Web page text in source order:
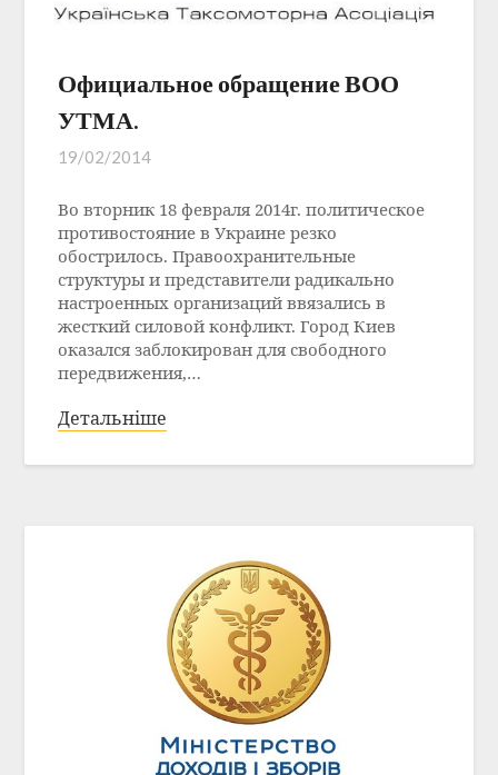
Официальное обращение ВОО
УТМА.
19/02/2014
Во вторник 18 февраля 2014г. политическое
противостояние в Украине резко
обострилось. Правоохранительные
структуры и представители радикально
настроенных организаций ввязались в
жесткий силовой конфликт. Город Киев
оказался заблокирован для свободного
передвижения,…
Детальніше